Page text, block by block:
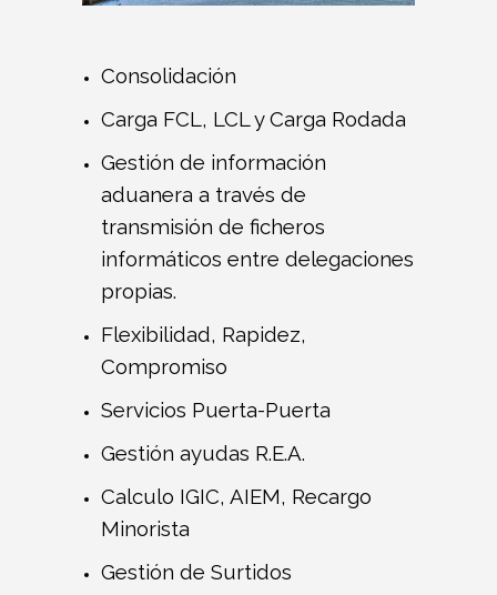
Consolidación
Carga FCL, LCL y Carga Rodada
Gestión de información
aduanera a través de
transmisión de ficheros
informáticos entre delegaciones
propias.
Flexibilidad, Rapidez,
Compromiso
Servicios Puerta-Puerta
Gestión ayudas R.E.A.
Calculo IGIC, AIEM, Recargo
Minorista
Gestión de Surtidos